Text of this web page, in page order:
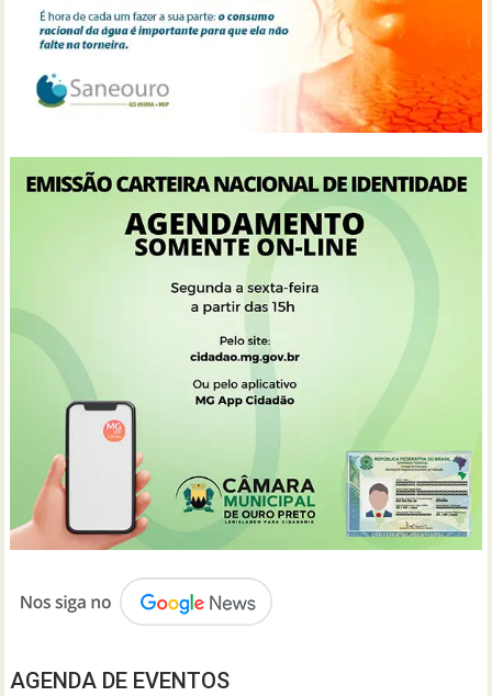
AGENDA DE EVENTOS